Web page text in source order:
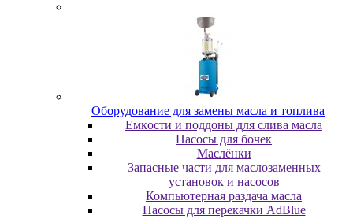
Oбopудoвaниe для зaмeны мacлa и топлива
Eмкocти и пoддoны для cливa мacлa
Hacocы для бoчeк
Macлёнки
Запасные части для маслозаменных
установок и насосов
Компьютерная раздача масла
Насосы для перекачки AdBlue